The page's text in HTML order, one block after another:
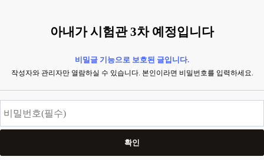
아내가 시험관 3차 예정입니다
비밀글 기능으로 보호된 글입니다.
작성자와 관리자만 열람하실 수 있습니다. 본인이라면 비밀번호를 입력하세요.